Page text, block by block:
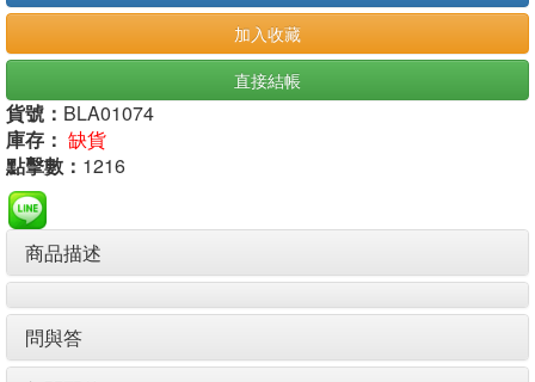
加入收藏
直接結帳
貨號： BLA01074
庫存： 缺貨
點擊數： 1216
商品描述
問與答